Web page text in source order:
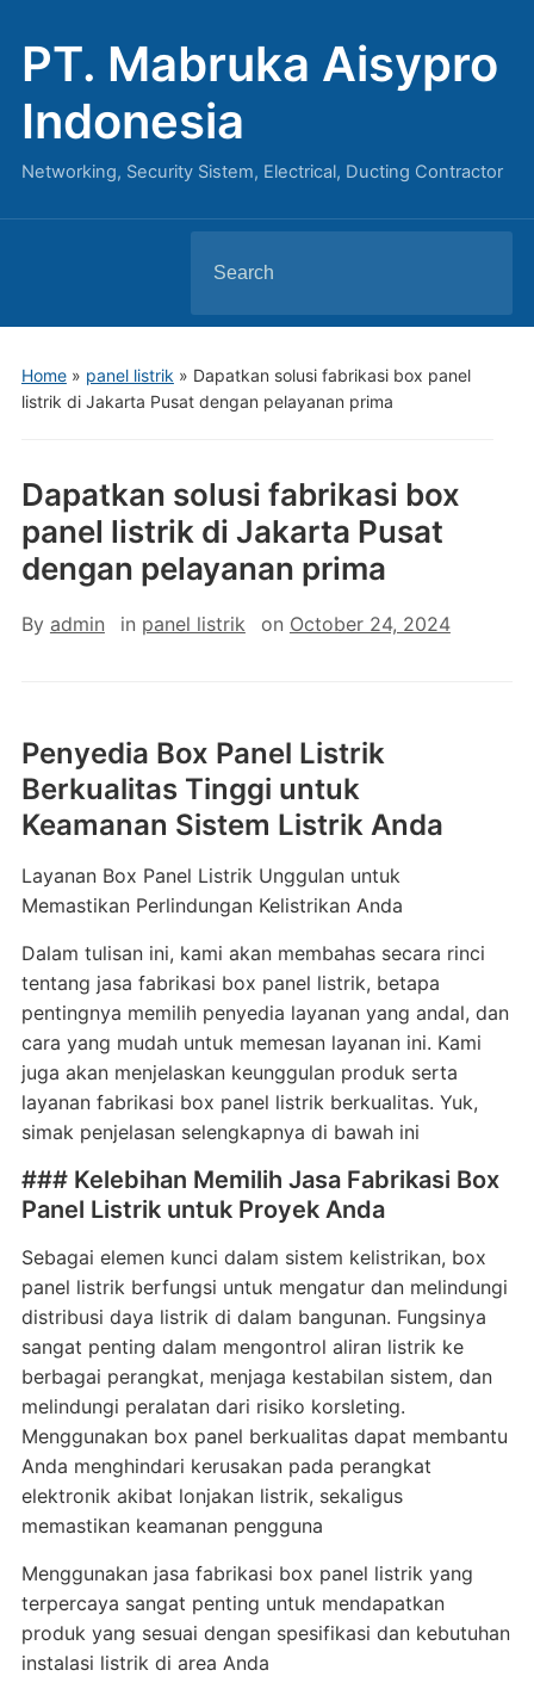
PT. Mabruka Aisypro
Indonesia
Networking, Security Sistem, Electrical, Ducting Contractor
for:
Home» panel listrik » Dapatkan solusi fabrikasi box panel
listrik di Jakarta Pusat dengan pelayanan prima
Dapatkan solusi fabrikasi box
panel listrik di Jakarta Pusat
dengan pelayanan prima
By admin in panel listrik on October 24, 2024
Penyedia Box Panel Listrik
Berkualitas Tinggi untuk
Keamanan Sistem Listrik Anda
Layanan Box Panel Listrik Unggulan untuk
Memastikan Perlindungan Kelistrikan Anda
Dalam tulisan ini, kami akan membahas secara rinci
tentang jasa fabrikasi box panel listrik, betapa
pentingnya memilih penyedia layanan yang andal, dan
cara yang mudah untuk memesan layanan ini. Kami
juga akan menjelaskan keunggulan produk serta
layanan fabrikasi box panel listrik berkualitas. Yuk,
simak penjelasan selengkapnya di bawah ini
### Kelebihan Memilih Jasa Fabrikasi Box
Panel Listrik untuk Proyek Anda
Sebagai elemen kunci dalam sistem kelistrikan, box
panel listrik berfungsi untuk mengatur dan melindungi
distribusi daya listrik di dalam bangunan. Fungsinya
sangat penting dalam mengontrol aliran listrik ke
berbagai perangkat, menjaga kestabilan sistem, dan
melindungi peralatan dari risiko korsleting.
Menggunakan box panel berkualitas dapat membantu
Anda menghindari kerusakan pada perangkat
elektronik akibat lonjakan listrik, sekaligus
memastikan keamanan pengguna
Menggunakan jasa fabrikasi box panel listrik yang
terpercaya sangat penting untuk mendapatkan
produk yang sesuai dengan spesifikasi dan kebutuhan
instalasi listrik di area Anda